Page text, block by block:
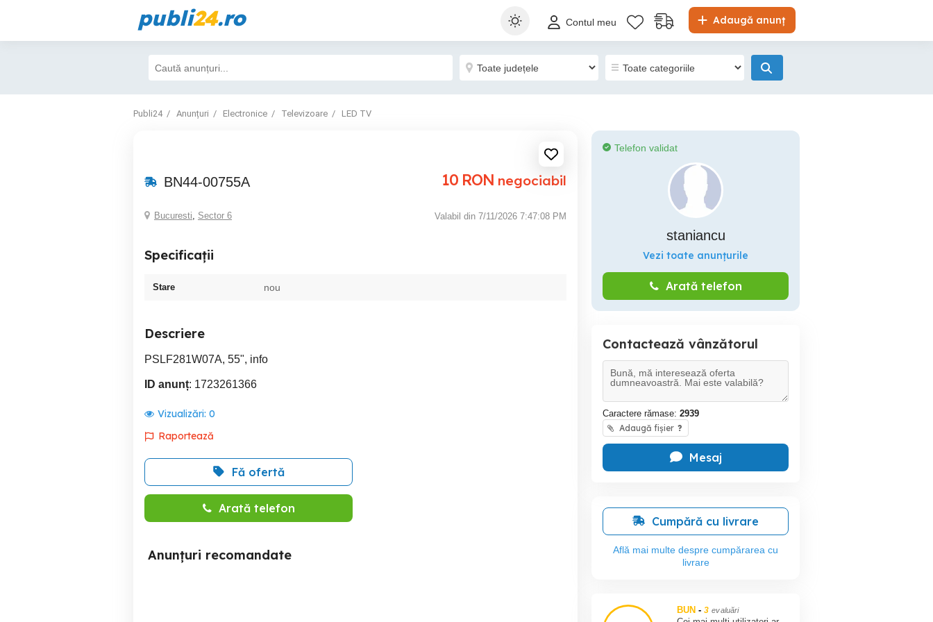
publi24.ro Adaugă anunț
Contul meu
Publi24 Anunțuri Electronice Televizoare LED TV
BN44-00755A 10 RON negociabil
Bucuresti, Sector 6 Valabil din 7/11/2026 7:47:08 PM
Specificații
Stare nou
Descriere
PSLF281W07A, 55", info
ID anunț: 1723261366
Vizualizări: 0
Raportează
Fă ofertă
Arată telefon
Anunțuri recomandate
Telefon validat
staniancu
Vezi toate anunțurile
Arată telefon
Contactează vânzătorul
Caractere rămase: 2939
Adaugă fișier ?
Mesaj
Cumpără cu livrare
Află mai multe despre cumpărarea cu
livrare
BUN- 3 evaluări